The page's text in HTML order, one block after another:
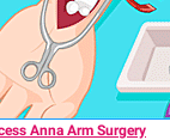
Anna Arm Surgery